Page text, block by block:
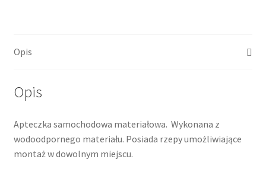
Opis
Opis
Apteczka samochodowa materiałowa. Wykonana z
wodoodpornego materiału. Posiada rzepy umożliwiające
montaż w dowolnym miejscu.